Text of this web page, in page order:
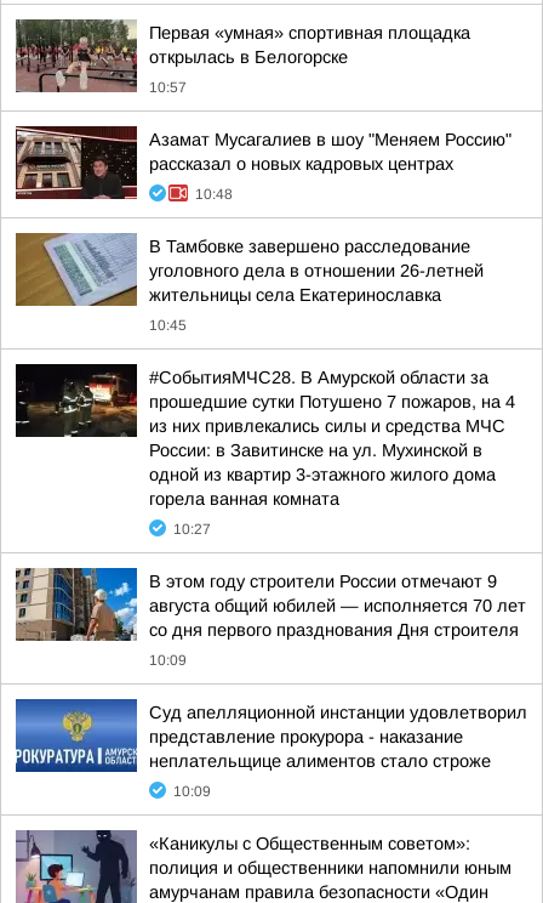
Первая «умная» спортивная площадка
открылась в Белогорске
10:57
Азамат Мусагалиев в шоу "Меняем Россию"
рассказал о новых кадровых центрах
10:48
В Тамбовке завершено расследование
уголовного дела в отношении 26-летней
жительницы села Екатеринославка
10:45
#СобытияМЧС28. В Амурской области за
прошедшие сутки Потушено 7 пожаров, на 4
из них привлекались силы и средства МЧС
России: в Завитинске на ул. Мухинской в
одной из квартир 3-этажного жилого дома
горела ванная комната
10:27
В этом году строители России отмечают 9
августа общий юбилей — исполняется 70 лет
со дня первого празднования Дня строителя
10:09
Суд апелляционной инстанции удовлетворил
представление прокурора - наказание
неплательщице алиментов стало строже
10:09
«Каникулы с Общественным советом»:
полиция и общественники напомнили юным
амурчанам правила безопасности «Один